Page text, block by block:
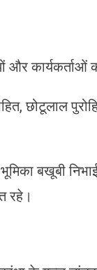
और कार्यकर्ताओं
छोटूलाल
बखूबी
रहे।